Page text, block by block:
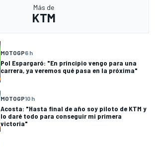
Más de
KTM
MOTOGP6 h
Pol Espargaró: "En principio vengo para una
carrera, ya veremos qué pasa en la próxima"
MOTOGP10 h
Acosta: "Hasta final de año soy piloto de KTM y
lo daré todo para conseguir mi primera
victoria"